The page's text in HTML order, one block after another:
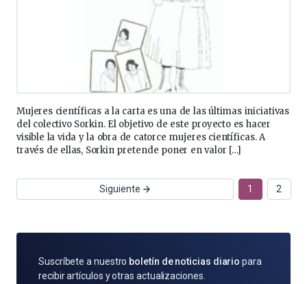
Mujeres científicas a la carta es una de las últimas iniciativas
del colectivo Sorkin. El objetivo de este proyecto es hacer
visible la vida y la obra de catorce mujeres científicas. A
través de ellas, Sorkin pretende poner en valor […]
Siguiente 1 2
SUSCRÍBETE
POR
Suscríbete a nuestro boletín de noticias diario para
recibir artículos y otras actualizaciones.